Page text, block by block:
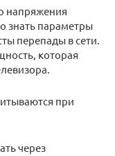
напряжения
знать параметры
перепады в сети.
которая
при
через